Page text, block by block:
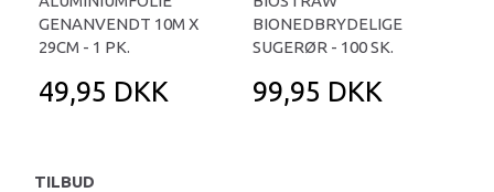
GENANVENDT 10M X
29CM - 1 PK.
49,95 DKK
BIONEDBRYDELIGE
SUGERØR - 100 SK.
99,95 DKK
TILBUD